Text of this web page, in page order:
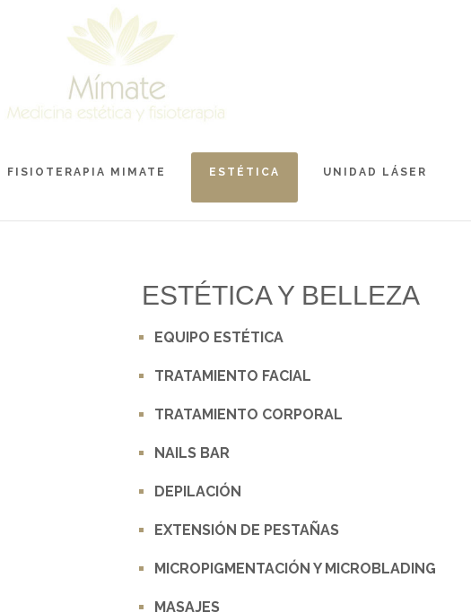
FISIOTERAPIA MIMATE ESTÉTICA UNIDAD LÁSER
ESTÉTICA Y BELLEZA
EQUIPO ESTÉTICA
TRATAMIENTO FACIAL
TRATAMIENTO CORPORAL
NAILS BAR
DEPILACIÓN
EXTENSIÓN DE PESTAÑAS
MICROPIGMENTACIÓN Y MICROBLADING
MASAJES